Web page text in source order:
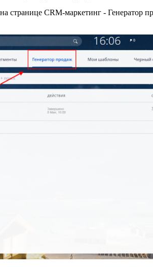
странице CRM-маркетинг - Генератор